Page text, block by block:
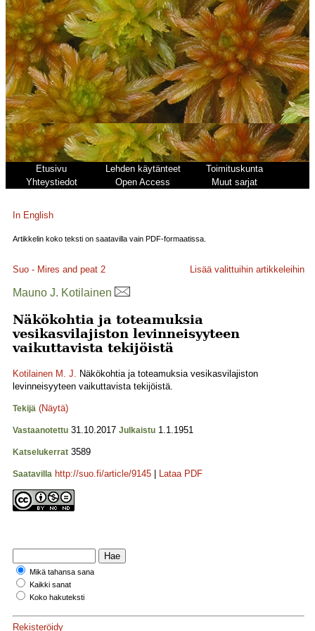
Etusivu Lehden käytänteet
Toimituskunta
Yhteystiedot
Open Access Muut sarjat
In English
Artikkelin koko teksti on saatavilla vain PDF-formaatissa.
Suo - Mires and peat 2 Lisää valittuihin artikkeleihin
Mauno J. Kotilainen
Näkökohtia ja toteamuksia
vesikasvilajiston levinneisyyteen
vaikuttavista tekijöistä
Kotilainen M. J. Näkökohtia ja toteamuksia vesikasvilajiston
levinneisyyteen vaikuttavista tekijöistä.
Tekijä (Näytä)
Vastaanotettu 31.10.2017 Julkaistu 1.1.1951
Katselukerrat 3589
Saatavilla http://suo.fi/article/9145 Lataa PDF
Mikä tahansa sana
Kaikki sanat
Koko hakuteksti
Rekisteröidy